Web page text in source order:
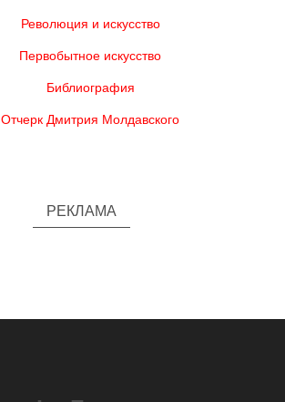
Революция и искусство
Первобытное искусство
Библиография
Отчерк Дмитрия Молдавского
РЕКЛАМА